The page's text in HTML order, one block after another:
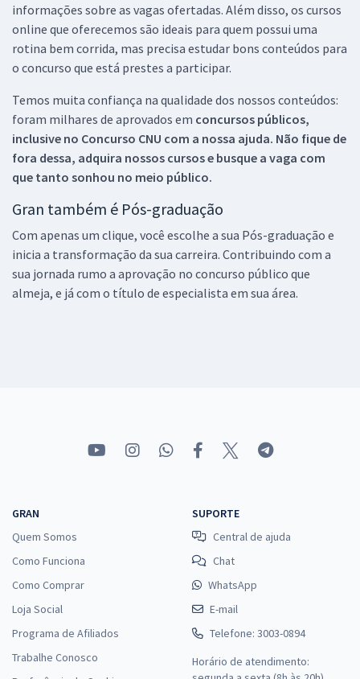
informações sobre as vagas ofertadas. Além disso, os cursos
online que oferecemos são ideais para quem possui uma
rotina bem corrida, mas precisa estudar bons conteúdos para
o concurso que está prestes a participar.
Temos muita confiança na qualidade dos nossos conteúdos:
foram milhares de aprovados em concursos públicos,
inclusive no Concurso CNU com a nossa ajuda. Não fique de
fora dessa, adquira nossos cursos e busque a vaga com
que tanto sonhou no meio público.
Gran também é Pós-graduação
Com apenas um clique, você escolhe a sua Pós-graduação e
inicia a transformação da sua carreira. Contribuindo com a
sua jornada rumo a aprovação no concurso público que
almeja, e já com o título de especialista em sua área.
GRAN
Quem Somos
Como Funciona
Como Comprar
Loja Social
Programa de Afiliados
Trabalhe Conosco
SUPORTE
Central de ajuda
Chat
WhatsApp
E-mail
Telefone: 3003-0894
Horário de atendimento: